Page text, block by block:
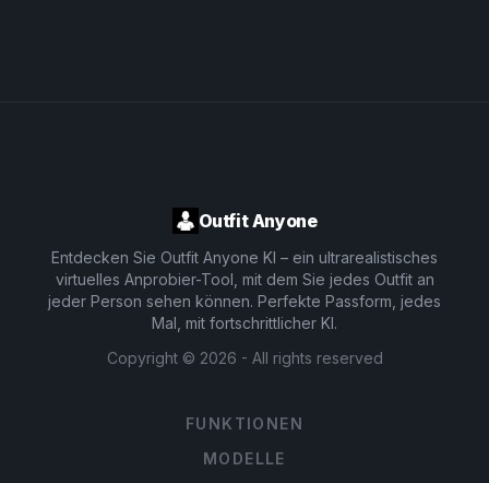
Outfit Anyone
Entdecken Sie Outfit Anyone KI – ein ultrarealistisches
virtuelles Anprobier-Tool, mit dem Sie jedes Outfit an
jeder Person sehen können. Perfekte Passform, jedes
Mal, mit fortschrittlicher KI.
Copyright © 2026 - All rights reserved
FUNKTIONEN
MODELLE